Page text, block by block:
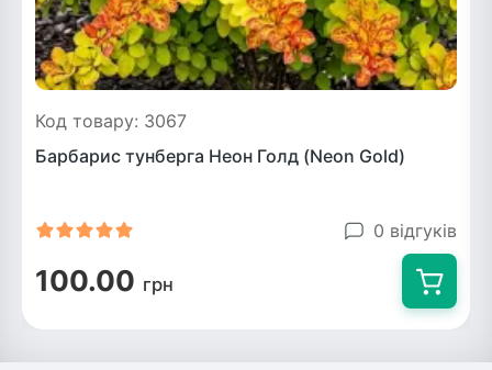
Код товару: 3067
Барбарис тунберга Неон Голд (Neon Gold)
0 відгуків
100.00 грн